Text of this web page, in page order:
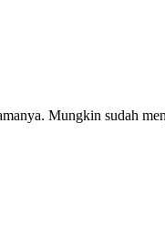
Mungkin sudah